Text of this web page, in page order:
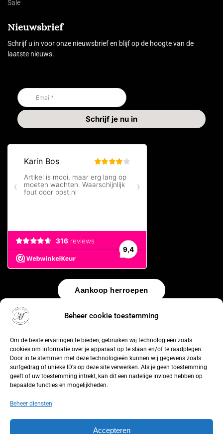
Beheer cookie toestemming
Om de beste ervaringen te bieden, gebruiken wij technologieën zoals
cookies om informatie over je apparaat op te slaan en/of te raadplegen.
Door in te stemmen met deze technologieën kunnen wij gegevens zoals
surfgedrag of unieke ID's op deze site verwerken. Als je geen toestemming
geeft of uw toestemming intrekt, kan dit een nadelige invloed hebben op
bepaalde functies en mogelijkheden.
Beheer diensten
Accepteren
Sale
Nieuwsbrief
Schrijf u in voor onze nieuwsbrief en blijf op de hoogte van de
laatste nieuws.
Aankoop herroepen
© 2026 by WebUnlimited–Algemene voorwaarden